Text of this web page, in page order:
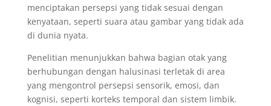
menciptakan persepsi yang tidak sesuai dengan
kenyataan, seperti suara atau gambar yang tidak ada
di dunia nyata.
Penelitian menunjukkan bahwa bagian otak yang
berhubungan dengan halusinasi terletak di area
yang mengontrol persepsi sensorik, emosi, dan
kognisi, seperti korteks temporal dan sistem limbik.